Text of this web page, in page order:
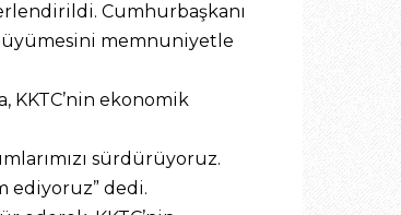
Cumhurbaşkanı
büyümesini memnuniyetle
ekonomik
sürdürüyoruz.
ediyoruz” dedi.